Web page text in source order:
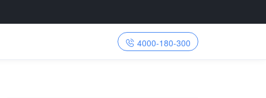
4000-180-300